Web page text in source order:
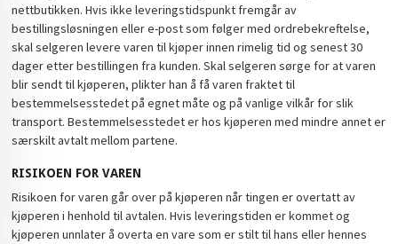
nettbutikken. Hvis ikke leveringstidspunkt fremgår av
bestillingsløsningen eller e-post som følger med ordrebekreftelse,
skal selgeren levere varen til kjøper innen rimelig tid og senest 30
dager etter bestillingen fra kunden. Skal selgeren sørge for at varen
blir sendt til kjøperen, plikter han å få varen fraktet til
bestemmelsesstedet på egnet måte og på vanlige vilkår for slik
transport. Bestemmelsesstedet er hos kjøperen med mindre annet er
særskilt avtalt mellom partene.
RISIKOEN FOR VAREN
Risikoen for varen går over på kjøperen når tingen er overtatt av
kjøperen i henhold til avtalen. Hvis leveringstiden er kommet og
kjøperen unnlater å overta en vare som er stilt til hans eller hennes